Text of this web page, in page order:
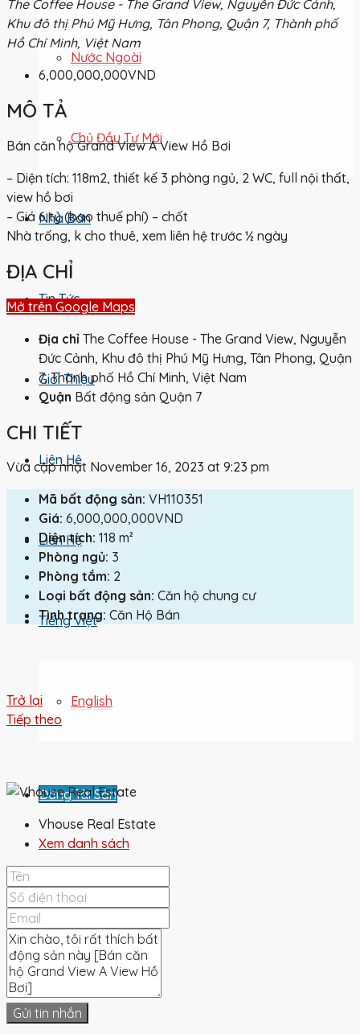
Nước Ngoài
Chủ Đầu Tư Mới
Nhà Bán
Tin Tức
Giới Thiệu
Liên Hệ
Liên Hệ
Tiếng Việt
English
Đăng Tài Sản
The Coffee House - The Grand View, Nguyễn Đức Cảnh,
Khu đô thị Phú Mỹ Hưng, Tân Phong, Quận 7, Thành phố
Hồ Chí Minh, Việt Nam
6,000,000,000VND
MÔ TẢ
Bán căn hộ Grand View A View Hồ Bơi
– Diện tích: 118m2, thiết kế 3 phòng ngủ, 2 WC, full nội thất,
view hồ bơi
– Giá 6 tỷ (bao thuế phí) – chốt
Nhà trống, k cho thuê, xem liên hệ trước ½ ngày
ĐỊA CHỈ
Mở trên Google Maps
Địa chỉ The Coffee House - The Grand View, Nguyễn
Đức Cảnh, Khu đô thị Phú Mỹ Hưng, Tân Phong, Quận
7, Thành phố Hồ Chí Minh, Việt Nam
Quận Bất động sản Quận 7
CHI TIẾT
Vừa cập nhật November 16, 2023 at 9:23 pm
Mã bất động sản: VH110351
Giá: 6,000,000,000VND
Diện tích: 118 m²
Phòng ngủ: 3
Phòng tắm: 2
Loại bất động sản: Căn hộ chung cư
Tình trạng: Căn Hộ Bán
Trở lại
Tiếp theo
Vhouse Real Estate
Xem danh sách
Gửi tin nhắn